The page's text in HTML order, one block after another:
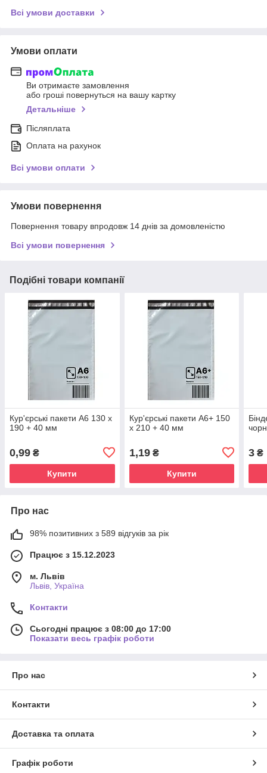
Всі умови доставки
Умови оплати
Ви отримаєте замовлення
або гроші повернуться на вашу картку
Детальніше
Післяплата
Оплата на рахунок
Всі умови оплати
Умови повернення
Повернення товару впродовж 14 днів за домовленістю
Всі умови повернення
Подібні товари компанії
Кур'єрські пакети А6 130 х
190 + 40 мм
0,99 ₴
Купити
Кур'єрські пакети А6+ 150
х 210 + 40 мм
1,19₴
Купити
3 ₴
Про нас
98% позитивних з 589 відгуків за рік
Працює з 15.12.2023
м. Львів
Львів, Україна
Контакти
Сьогодні працює з 08:00 до 17:00
Показати весь графік роботи
Про нас
Контакти
Доставка та оплата
Графік роботи